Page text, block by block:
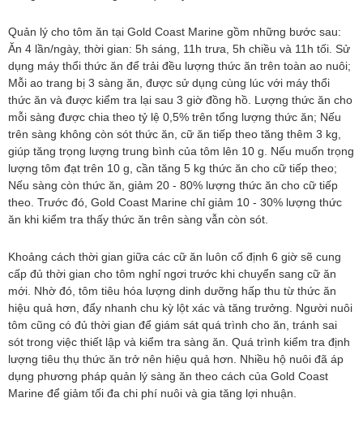
Quản lý cho tôm ăn tại Gold Coast Marine gồm những bước sau:
Ăn 4 lần/ngày, thời gian: 5h sáng, 11h trưa, 5h chiều và 11h tối. Sử
dụng máy thổi thức ăn để trải đều lượng thức ăn trên toàn ao nuôi;
Mỗi ao trang bị 3 sàng ăn, được sử dụng cùng lúc với máy thổi
thức ăn và được kiểm tra lại sau 3 giờ đồng hồ. Lượng thức ăn cho
mỗi sàng được chia theo tỷ lệ 0,5% trên tổng lượng thức ăn; Nếu
trên sàng không còn sót thức ăn, cữ ăn tiếp theo tăng thêm 3 kg,
giúp tăng trọng lượng trung bình của tôm lên 10 g. Nếu muốn trọng
lượng tôm đạt trên 10 g, cần tăng 5 kg thức ăn cho cữ tiếp theo;
Nếu sàng còn thức ăn, giảm 20 - 80% lượng thức ăn cho cữ tiếp
theo. Trước đó, Gold Coast Marine chỉ giảm 10 - 30% lượng thức
ăn khi kiểm tra thấy thức ăn trên sàng vẫn còn sót.
Khoảng cách thời gian giữa các cữ ăn luôn cố định 6 giờ sẽ cung
cấp đủ thời gian cho tôm nghỉ ngơi trước khi chuyển sang cữ ăn
mới. Nhờ đó, tôm tiêu hóa lượng dinh dưỡng hấp thu từ thức ăn
hiệu quả hơn, đẩy nhanh chu kỳ lột xác và tăng trưởng. Người nuôi
tôm cũng có đủ thời gian để giám sát quá trình cho ăn, tránh sai
sót trong việc thiết lập và kiểm tra sàng ăn. Quá trình kiểm tra định
lượng tiêu thụ thức ăn trở nên hiệu quả hơn. Nhiều hộ nuôi đã áp
dụng phương pháp quản lý sàng ăn theo cách của Gold Coast
Marine để giảm tối đa chi phí nuôi và gia tăng lợi nhuận.